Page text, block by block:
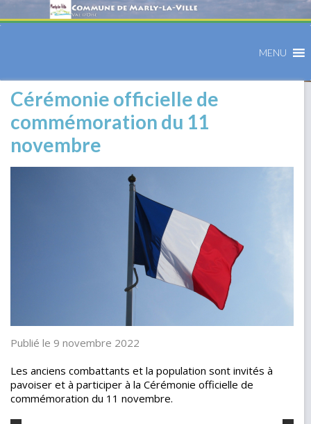
MENU
Cérémonie officielle de
commémoration du 11
novembre
Publié le 9 novembre 2022
Les anciens combattants et la population sont invités à
pavoiser et à participer à la Cérémonie officielle de
commémoration du 11 novembre.